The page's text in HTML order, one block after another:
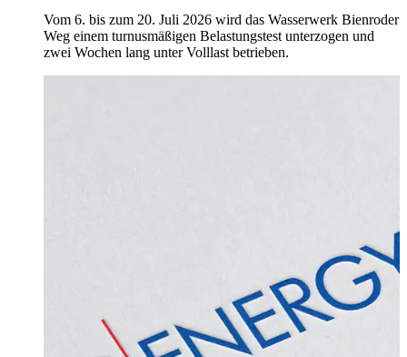
Vom 6. bis zum 20. Juli 2026 wird das Wasserwerk Bienroder
Weg einem turnusmäßigen Belastungstest unterzogen und
zwei Wochen lang unter Volllast betrieben.